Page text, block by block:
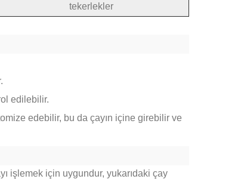
tekerlekler
edilebilir.
edebilir, bu da çayın içine girebilir ve
işlemek için uygundur, yukarıdaki çay